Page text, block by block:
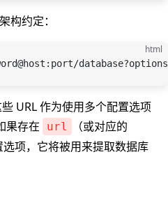
构约定：
html
database?options
URL 作为使用多个配置选项
果存在
url （或对应的
项，它将被用来提取数据库